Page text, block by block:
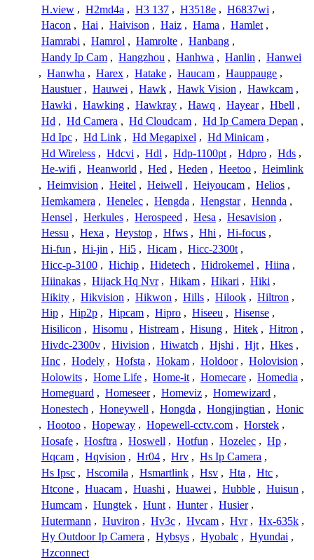
H.view , H2md4a , H3 137 , H3518e , H6837wi ,
Hacon , Hai , Haivison , Haiz , Hama , Hamlet ,
Hamrabi , Hamrol , Hamrolte , Hanbang ,
Handy Ip Cam , Hangzhou , Hanhwa , Hanlin , Hanwei
, Hanwha , Harex , Hatake , Haucam , Hauppauge ,
Haustuer , Hauwei , Hawk , Hawk Vision , Hawkcam ,
Hawki , Hawking , Hawkray , Hawq , Hayear , Hbell ,
Hd , Hd Camera , Hd Cloudcam , Hd Ip Camera Depan ,
Hd Ipc , Hd Link , Hd Megapixel , Hd Minicam ,
Hd Wireless , Hdcvi , Hdl , Hdp-1100pt , Hdpro , Hds ,
He-wifi , Heanworld , Hed , Heden , Heetoo , Heimlink
, Heimvision , Heitel , Heiwell , Heiyoucam , Helios ,
Hemkamera , Henelec , Hengda , Hengstar , Hennda ,
Hensel , Herkules , Herospeed , Hesa , Hesavision ,
Hessu , Hexa , Heystop , Hfws , Hhi , Hi-focus ,
Hi-fun , Hi-jin , Hi5 , Hicam , Hicc-2300t ,
Hicc-p-3100 , Hichip , Hidetech , Hidrokemel , Hiina ,
Hiinakas , Hijack Hq Nvr , Hikam , Hikari , Hiki ,
Hikity , Hikvision , Hikwon , Hills , Hilook , Hiltron ,
Hip , Hip2p , Hipcam , Hipro , Hiseeu , Hisense ,
Hisilicon , Hisomu , Histream , Hisung , Hitek , Hitron ,
Hivdc-2300v , Hivision , Hiwatch , Hjshi , Hjt , Hkes ,
Hnc , Hodely , Hofsta , Hokam , Holdoor , Holovision ,
Holowits , Home Life , Home-it , Homecare , Homedia ,
Homeguard , Homeseer , Homeviz , Homewizard ,
Honestech , Honeywell , Hongda , Hongjingtian , Honic
, Hootoo , Hopeway , Hopewell-cctv.com , Horstek ,
Hosafe , Hosftra , Hoswell , Hotfun , Hozelec , Hp ,
Hqcam , Hqvision , Hr04 , Hrv , Hs Ip Camera ,
Hs Ipsc , Hscomila , Hsmartlink , Hsv , Hta , Htc ,
Htcone , Huacam , Huashi , Huawei , Hubble , Huisun ,
Humcam , Hungtek , Hunt , Hunter , Husier ,
Hutermann , Huviron , Hv3c , Hvcam , Hvr , Hx-635k ,
Hy Outdoor Ip Camera , Hybsys , Hyobalc , Hyundai ,
Hzconnect